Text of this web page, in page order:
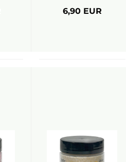
6,90 EUR